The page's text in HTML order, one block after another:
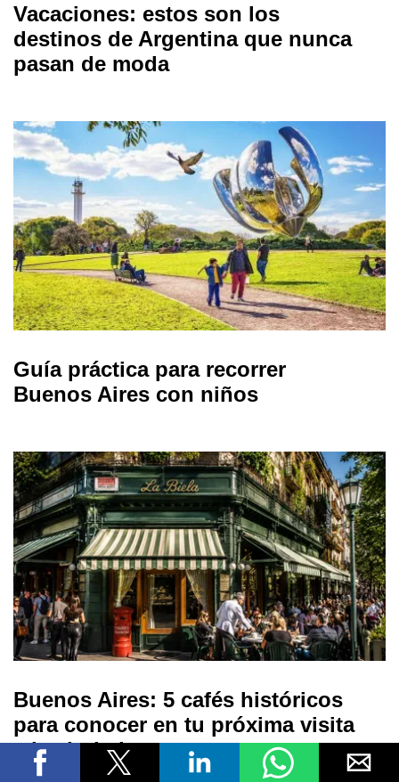
Vacaciones: estos son los
destinos de Argentina que nunca
pasan de moda
Guía práctica para recorrer
Buenos Aires con niños
Buenos Aires: 5 cafés históricos
para conocer en tu próxima visita
a la ciudad